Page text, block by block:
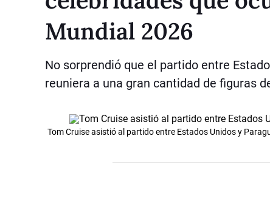
Mundial 2026
No sorprendió que el partido entre
reuniera a una gran cantidad de figuras
Tom Cruise asistió al partido entre Estados Unidos y